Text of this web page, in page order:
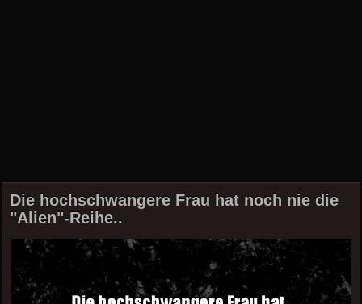
Die hochschwangere Frau hat noch nie die
"Alien"-Reihe..